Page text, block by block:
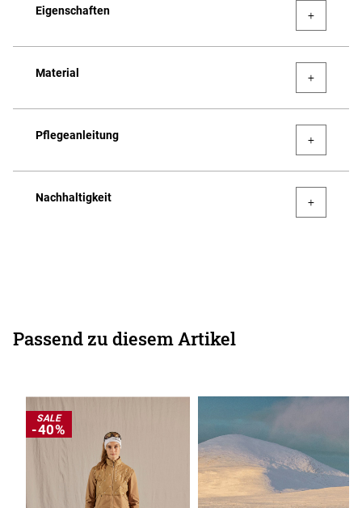
Eigenschaften
Material
Pflegeanleitung
Nachhaltigkeit
Passend zu diesem Artikel
SALE
-40%